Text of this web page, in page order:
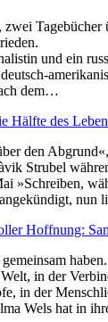
Tagebücher
und ein
dem…
Hälfte des
den
Strubel
»Schreiben,
nun
Hoffnung:
in der
in der
Wels hat in